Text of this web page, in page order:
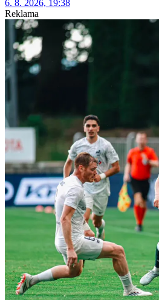
6. 8. 2026, 19:38
Reklama